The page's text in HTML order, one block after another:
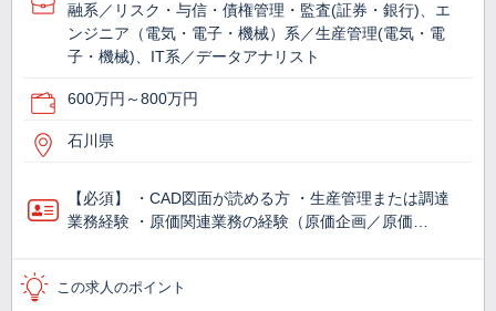
融系／リスク・与信・債権管理・監査(証券・銀行)、エ
ンジニア（電気・電子・機械）系／生産管理(電気・電
子・機械)、IT系／データアナリスト
600万円～800万円
石川県
【必須】 ・CAD図面が読める方 ・生産管理または調達
業務経験 ・原価関連業務の経験（原価企画／原価…
この求人のポイント